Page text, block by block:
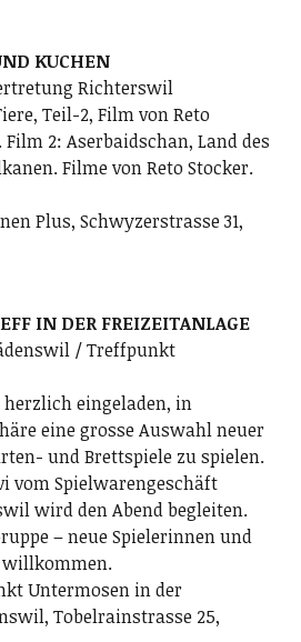
KUCHEN
Richterswil
Teil-2, Film von Reto
2: Aserbaidschan, Land des
Filme von Reto Stocker.
Plus, Schwyzerstrasse 31,
IN DER FREIZEITANLAGE
/ Treffpunkt
eingeladen, in
eine grosse Auswahl neuer
und Brettspiele zu spielen.
vom Spielwarengeschäft
wird den Abend begleiten.
– neue Spielerinnen und
willkommen.
Untermosen in der
Tobelrainstrasse 25,